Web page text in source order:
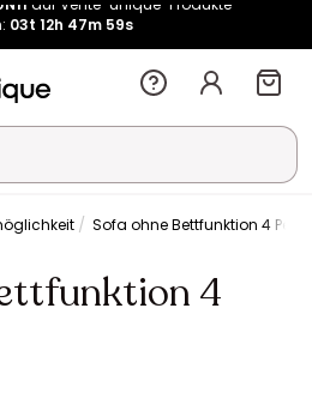
03t12h 47m 58s
unique - Gleicher Shop, neuer Name!
auf Vente-unique-Produkte
03t14h
Sofa ohne Bettfunktion 4
4